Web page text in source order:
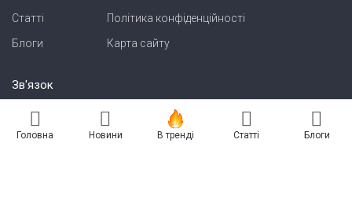
Статті
Блоги
Політика конфіденційності
Карта сайту
Зв'язок
Реклама на сайті
Есть новость? Присылайте — разместим!
Головна Новини В тренді Статті Блоги